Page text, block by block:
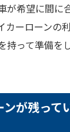
が希望に間に
カーローンの
持って準備を
が残って